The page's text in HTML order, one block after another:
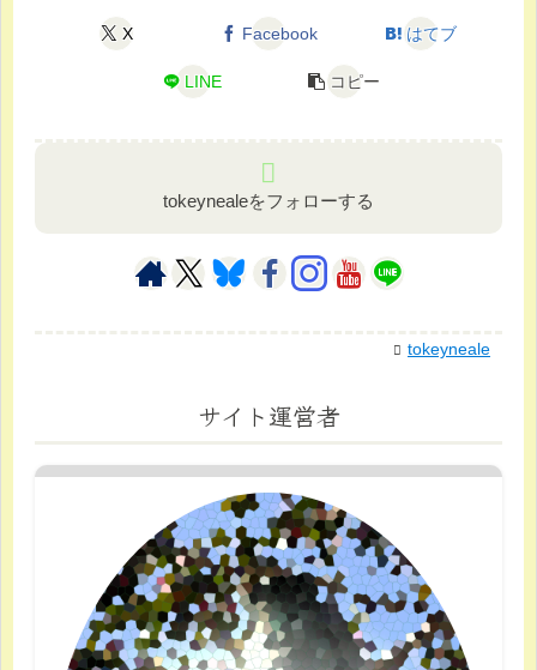
X Facebook はてブ
LINE コピー
tokeynealeをフォローする
tokeyneale
サイト運営者